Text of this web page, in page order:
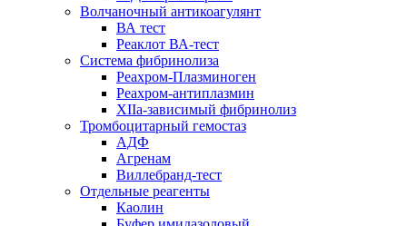
Волчаночный антикоагулянт
ВА тест
Реаклот ВА-тест
Система фибринолиза
Реахром-Плазминоген
Реахром-антиплазмин
XIIа-зависимый фибринолиз
Тромбоцитарный гемостаз
АДФ
Агренам
Виллебранд-тест
Отдельные реагенты
Каолин